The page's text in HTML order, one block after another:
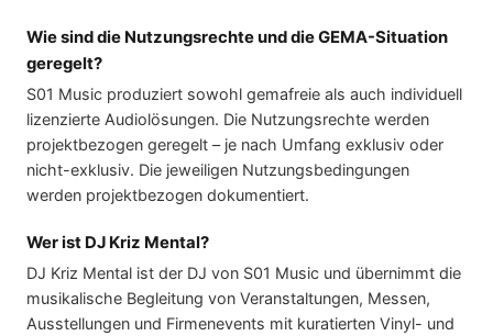
Wie sind die Nutzungsrechte und die GEMA-Situation
geregelt?
S01 Music produziert sowohl gemafreie als auch individuell
lizenzierte Audiolösungen. Die Nutzungsrechte werden
projektbezogen geregelt – je nach Umfang exklusiv oder
nicht-exklusiv. Die jeweiligen Nutzungsbedingungen
werden projektbezogen dokumentiert.
Wer ist DJ Kriz Mental?
DJ Kriz Mental ist der DJ von S01 Music und übernimmt die
musikalische Begleitung von Veranstaltungen, Messen,
Ausstellungen und Firmenevents mit kuratierten Vinyl- und